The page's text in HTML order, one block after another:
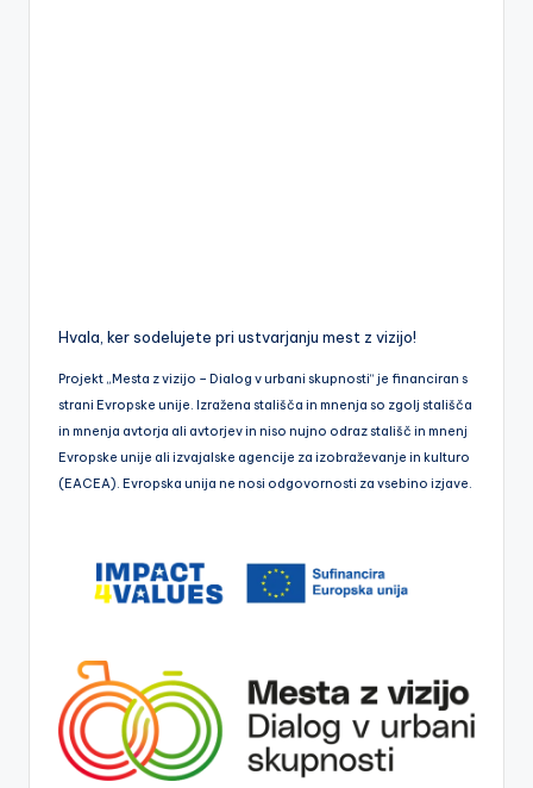
Hvala, ker sodelujete pri ustvarjanju mest z vizijo!
Projekt „Mesta z vizijo – Dialog v urbani skupnosti“ je financiran s
strani Evropske unije. Izražena stališča in mnenja so zgolj stališča
in mnenja avtorja ali avtorjev in niso nujno odraz stališč in mnenj
Evropske unije ali izvajalske agencije za izobraževanje in kulturo
(EACEA). Evropska unija ne nosi odgovornosti za vsebino izjave.